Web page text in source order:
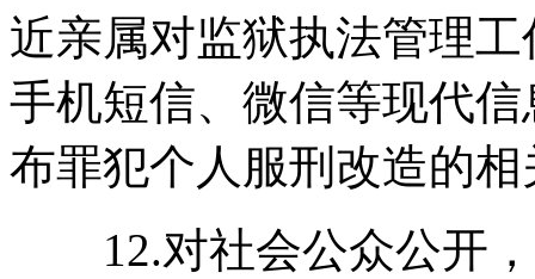
近亲属对监狱执法管理
手机短信、微信等现代
布罪犯个人服刑改造的
12.对社会公众公开，